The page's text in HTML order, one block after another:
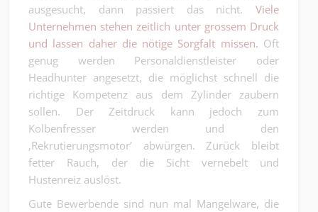
ausgesucht, dann passiert das nicht. Viele
Unternehmen stehen zeitlich unter grossem Druck
und lassen daher die nötige Sorgfalt missen. Oft
genug werden Personaldienstleister oder
Headhunter angesetzt, die möglichst schnell die
richtige Kompetenz aus dem Zylinder zaubern
sollen. Der Zeitdruck kann jedoch zum
Kolbenfresser werden und den
‚Rekrutierungsmotor’ abwürgen. Zurück bleibt
fetter Rauch, der die Sicht vernebelt und
Hustenreiz auslöst.
Gute Bewerbende sind nun mal Mangelware, die